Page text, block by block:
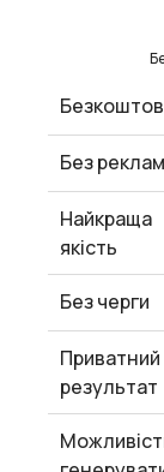
Без
Найкраща
якість
Без черги
Приватний
результат